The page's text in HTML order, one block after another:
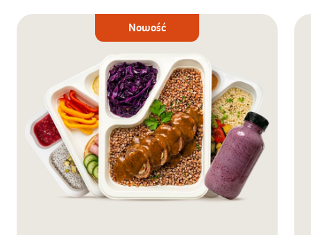
Dieta
Nowość